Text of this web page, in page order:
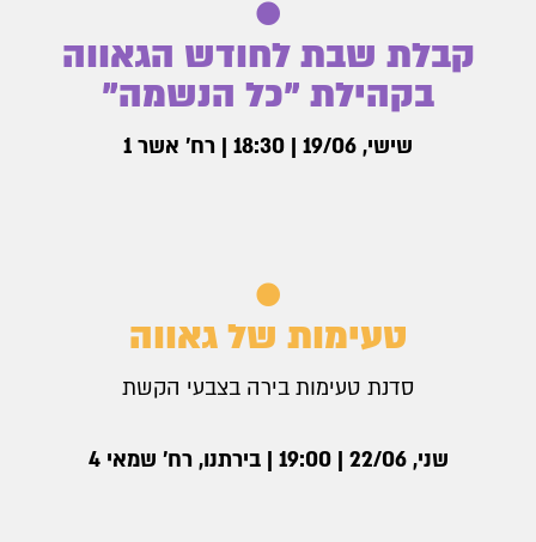
קבלת שבת לחודש הגאווה
בקהילת ״כל הנשמה״
שישי, 19/06 | 18:30 | רח׳ אשר 1
טעימות של גאווה
סדנת טעימות בירה בצבעי הקשת
שני, 22/06 | 19:00 | בירתנו, רח׳ שמאי 4